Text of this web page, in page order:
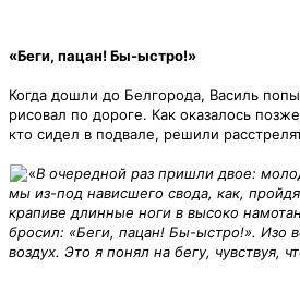
«Беги, пацан! Бы-ыстро!»
Когда дошли до Белгорода, Василь
рисовал по дороге. Как оказалось
кто сидел в подвале, решили
«В очередной раз пришли двое:
мы из-под нависшего свода, как,
крапиве длинные ноги в высоко
бросил: «Беги, пацан! Бы-ыстро!». Изо
воздух. Это я понял на бегу, чувствуя,